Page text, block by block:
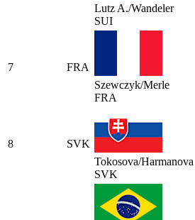
Lutz A./Wandeler
SUI
7
FRA
Szewczyk/Merle
FRA
8
SVK
Tokosova/Harmanova
SVK